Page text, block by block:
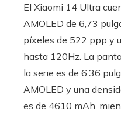
El Xiaomi 14 Ultra
AMOLED de 6,73
píxeles de 522 ppp y
hasta 120Hz. La
la serie es de 6,36
AMOLED y una
es de 4610 mAh,